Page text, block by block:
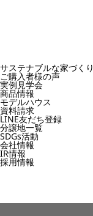
サステナブルな家づくり
ご購入者様の声
実例見学会
商品情報
モデルハウス
資料請求
LINE友だち登録
分譲地一覧
SDGs活動
会社情報
IR情報
採用情報